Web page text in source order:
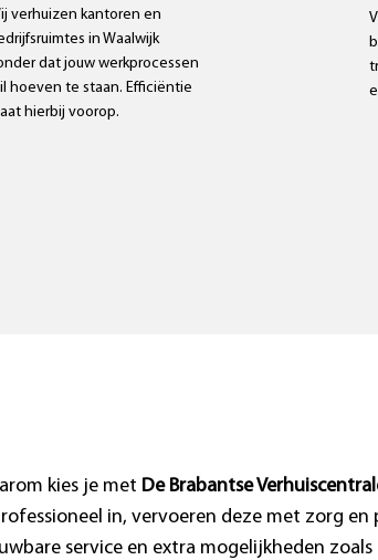
verhuizen kantoren en
in Waalwijk
dat jouw werkprocessen
hoeven te staan. Efficiëntie
hierbij voorop.
kies je met De Brabantse
in, vervoeren deze met zorg
service en extra mogelijkheden